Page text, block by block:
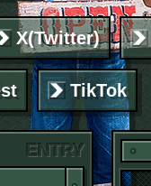
X(Twitter)
TikTok